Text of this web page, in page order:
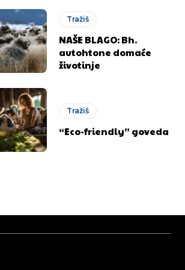
Tražiš
NAŠE BLAGO: Bh.
autohtone domaće
životinje
Tražiš
“Eco-friendly” goveda